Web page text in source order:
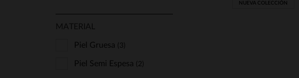
MATERIAL
Piel Gruesa (3)
Piel Semi Espesa (2)
NUEVA COLECCIÓN